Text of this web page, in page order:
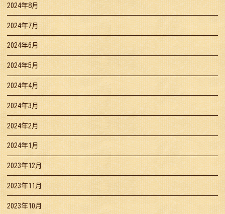
2024年8月
2024年7月
2024年6月
2024年5月
2024年4月
2024年3月
2024年2月
2024年1月
2023年12月
2023年11月
2023年10月